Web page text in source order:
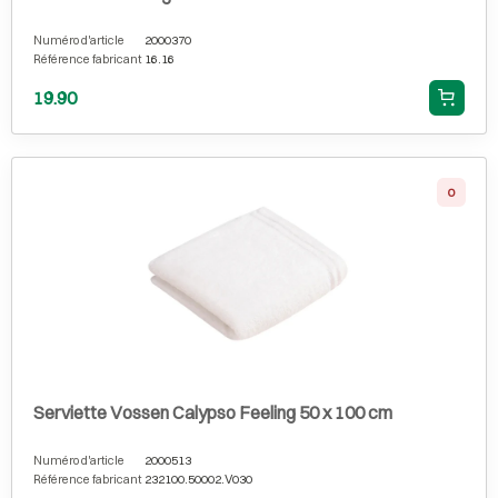
Numéro d'article
2000370
Référence fabricant 16.16
19.90
0
Serviette Vossen Calypso Feeling 50 x 100 cm
Numéro d'article
2000513
Référence fabricant 232100.50002.V030